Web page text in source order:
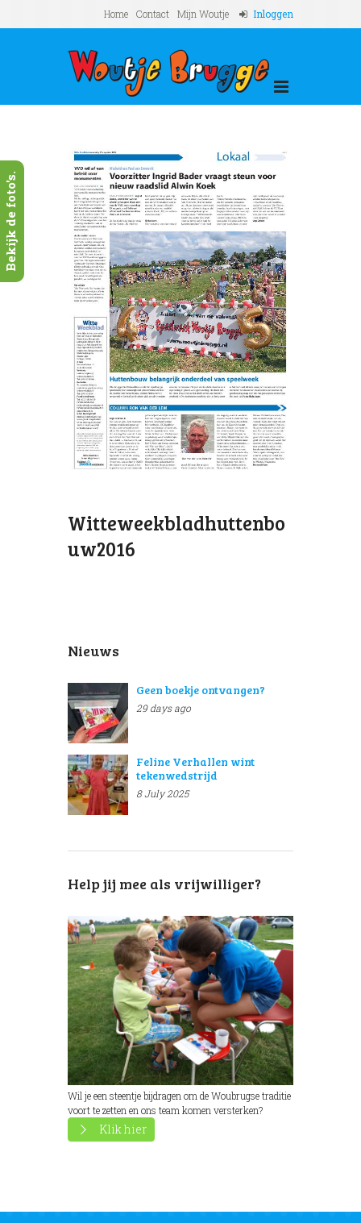
Home Contact Mijn Woutje Inloggen
Witteweekbladhuttenbo
uw2016
Nieuws
Geen boekje ontvangen?
29 days ago
Feline Verhallen wint
tekenwedstrijd
8 July 2025
Help jij mee als vrijwilliger?
Wil je een steentje bijdragen om de Woubrugse traditie
voort te zetten en ons team komen versterken?
Klik hier
Bekijk de foto's.